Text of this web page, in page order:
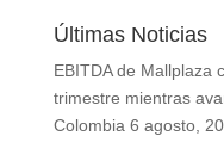
Últimas Noticias
EBITDA de Mallplaza
trimestre mientras
Colombia 6 agosto,